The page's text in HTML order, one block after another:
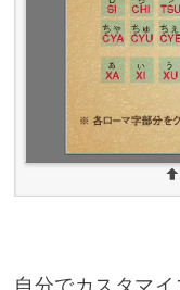
自分でカスタマ